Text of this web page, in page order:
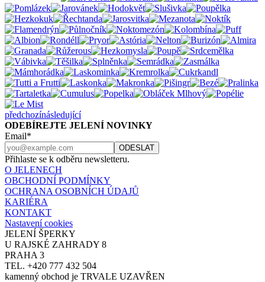
předchozínásledující
ODEBÍREJTE JELENÍ NOVINKY
Email*
Přihlaste se k odběru newsletteru.
O JELENECH
OBCHODNÍ PODMÍNKY
OCHRANA OSOBNÍCH ÚDAJŮ
KARIÉRA
KONTAKT
Nastavení cookies
JELENÍ ŠPERKY
U RAJSKÉ ZAHRADY 8
PRAHA 3
TEL. +420 777 432 504
kamenný obchod je TRVALE UZAVŘEN